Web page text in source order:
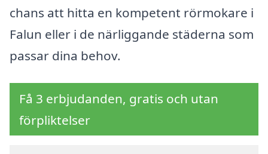
chans att hitta en kompetent rörmokare i
Falun eller i de närliggande städerna som
passar dina behov.
Få 3 erbjudanden, gratis och utan
förpliktelser